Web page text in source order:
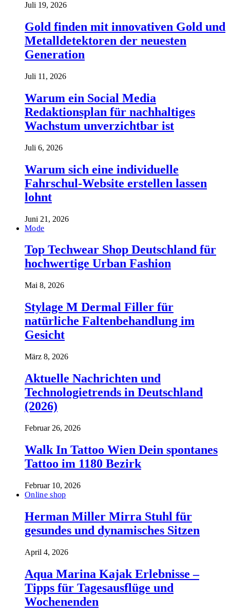
Juli 19, 2026
Gold finden mit innovativen Gold und
Metalldetektoren der neuesten
Generation
Juli 11, 2026
Warum ein Social Media
Redaktionsplan für nachhaltiges
Wachstum unverzichtbar ist
Juli 6, 2026
Warum sich eine individuelle
Fahrschul-Website erstellen lassen
lohnt
Juni 21, 2026
Mode
Top Techwear Shop Deutschland für
hochwertige Urban Fashion
Mai 8, 2026
Stylage M Dermal Filler für
natürliche Faltenbehandlung im
Gesicht
März 8, 2026
Aktuelle Nachrichten und
Technologietrends in Deutschland
(2026)
Februar 26, 2026
Walk In Tattoo Wien Dein spontanes
Tattoo im 1180 Bezirk
Februar 10, 2026
Online shop
Herman Miller Mirra Stuhl für
gesundes und dynamisches Sitzen
April 4, 2026
Aqua Marina Kajak Erlebnisse –
Tipps für Tagesausflüge und
Wochenenden